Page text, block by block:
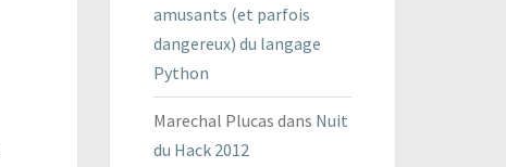
amusants (et parfois
dangereux) du langage
Python
Marechal Plucas dans Nuit
du Hack 2012